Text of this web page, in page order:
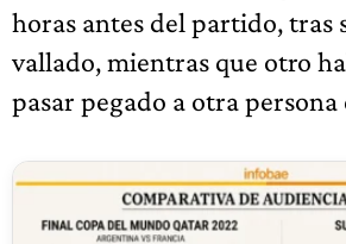
horas antes del partido, tras
vallado, mientras que otro
pasar pegado a otra persona